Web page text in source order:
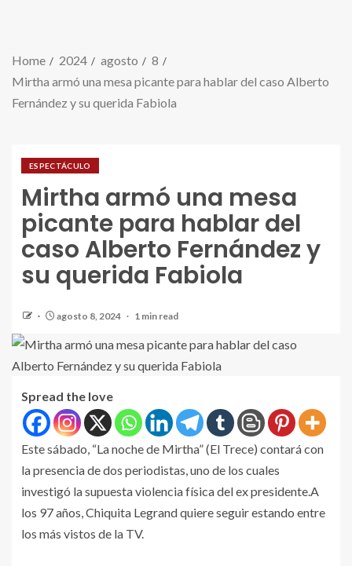
Home 2024 agosto
8
Mirtha armó una mesa picante para hablar del caso Alberto
Fernández y su querida Fabiola
ESPECTÁCULO
Mirtha armó una mesa
picante para hablar del
caso Alberto Fernández y
su querida Fabiola
agosto 8, 2024 1 min read
Spread the love
Este sábado, “La noche de Mirtha” (El Trece) contará con
la presencia de dos periodistas, uno de los cuales
investigó la supuesta violencia física del ex presidente.A
los 97 años, Chiquita Legrand quiere seguir estando entre
los más vistos de la TV.